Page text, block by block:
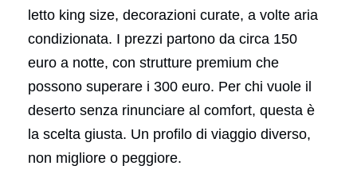
letto king size, decorazioni curate, a volte aria
condizionata. I prezzi partono da circa 150
euro a notte, con strutture premium che
possono superare i 300 euro. Per chi vuole il
deserto senza rinunciare al comfort, questa è
la scelta giusta. Un profilo di viaggio diverso,
non migliore o peggiore.